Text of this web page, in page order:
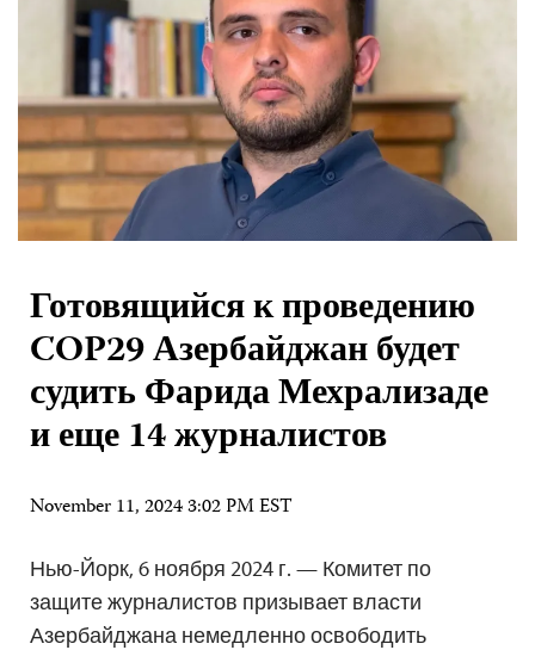
Готовящийся к проведению
COP29 Азербайджан будет
судить Фарида Мехрализаде
и еще 14 журналистов
November 11, 2024 3:02 PM EST
Нью-Йорк, 6 ноября 2024 г. — Комитет по
защите журналистов призывает власти
Азербайджана немедленно освободить